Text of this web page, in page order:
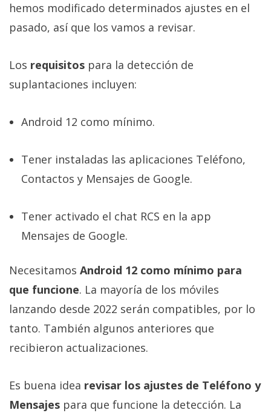
hemos modificado determinados ajustes en el
pasado, así que los vamos a revisar.
Los requisitos para la detección de
suplantaciones incluyen:
Android 12 como mínimo.
Tener instaladas las aplicaciones Teléfono,
Contactos y Mensajes de Google.
Tener activado el chat RCS en la app
Mensajes de Google.
Necesitamos Android 12 como mínimo para
que funcione. La mayoría de los móviles
lanzando desde 2022 serán compatibles, por lo
tanto. También algunos anteriores que
recibieron actualizaciones.
Es buena idea revisar los ajustes de Teléfono y
Mensajes para que funcione la detección. La